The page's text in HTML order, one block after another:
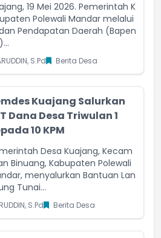
19 Mei 2026. Pemerintah K
Polewali Mandar melalui
Pendapatan Daerah (Bapen
S.Pd Berita Desa
Kuajang Salurkan
Dana Desa Triwulan 1
10 KPM
Desa Kuajang, Kecam
Binuang, Kabupaten Polewali
menyalurkan Bantuan Lan
Tunai...
S.Pd Berita Desa